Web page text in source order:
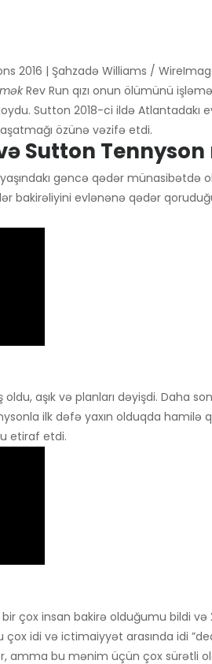
2016 | Şahzadə Williams /
Rev Run qızı onun ölümünü
Sutton 2018-ci ildə Atlantadakı
özünə vəzifə etdi.
Sutton
gəncə qədər münasibətdə
bakirəliyini evlənənə qədər
aşık və planları dəyişdi. Daha
ilk dəfə yaxın olduqda hamilə
etiraf etdi.
bir çox insan bakirə olduğumu bildi
idi və ictimaiyyət arasında idi
amma bu mənim üçün çox sürətli